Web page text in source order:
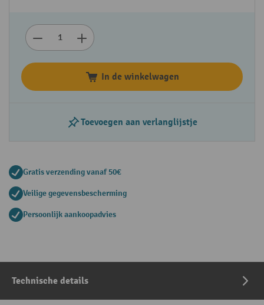
In de winkelwagen
Toevoegen aan verlanglijstje
Gratis verzending vanaf 50€
Veilige gegevensbescherming
Persoonlijk aankoopadvies
Technische details